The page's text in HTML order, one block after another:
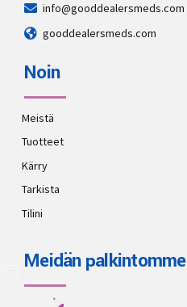
info@gooddealersmeds.com
gooddealersmeds.com
Noin
Meistä
Tuotteet
Kärry
Tarkista
Tilini
Meidän palkintomme